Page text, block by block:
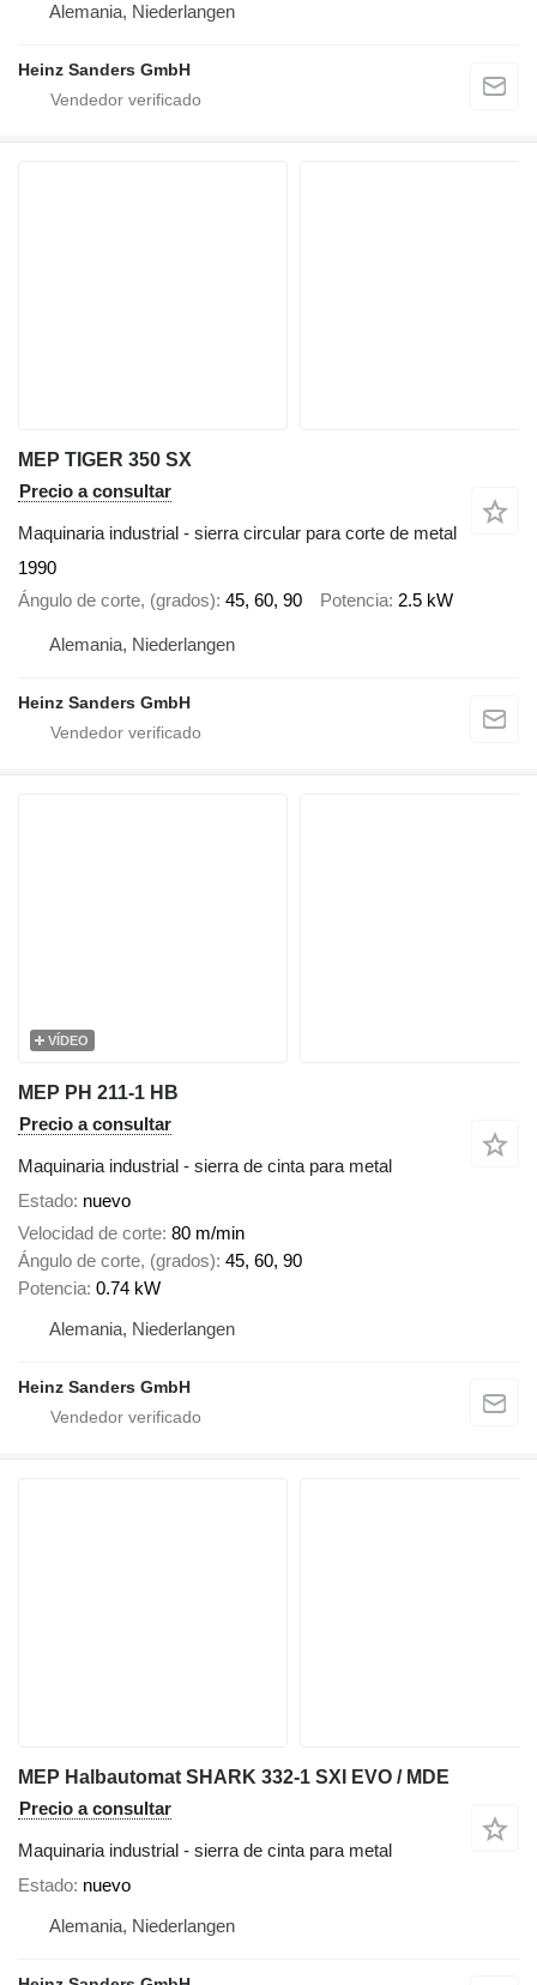
Alemania, Niederlangen
Heinz Sanders GmbH
MEP TIGER 350 SX
Precio a consultar
Maquinaria industrial - sierra circular para corte de metal
1990
Ángulo de corte, (grados) 45, 60, 90 Potencia 2.5 kW
Alemania, Niederlangen
Heinz Sanders GmbH
VÍDEO
MEP PH 211-1 HB
Precio a consultar
Maquinaria industrial - sierra de cinta para metal
Estado nuevo
Velocidad de corte 80 m/min
Ángulo de corte, (grados) 45, 60, 90
Potencia 0.74 kW
Alemania, Niederlangen
Heinz Sanders GmbH
MEP Halbautomat SHARK 332-1 SXI EVO / MDE
Precio a consultar
Maquinaria industrial - sierra de cinta para metal
Estado nuevo
Alemania, Niederlangen